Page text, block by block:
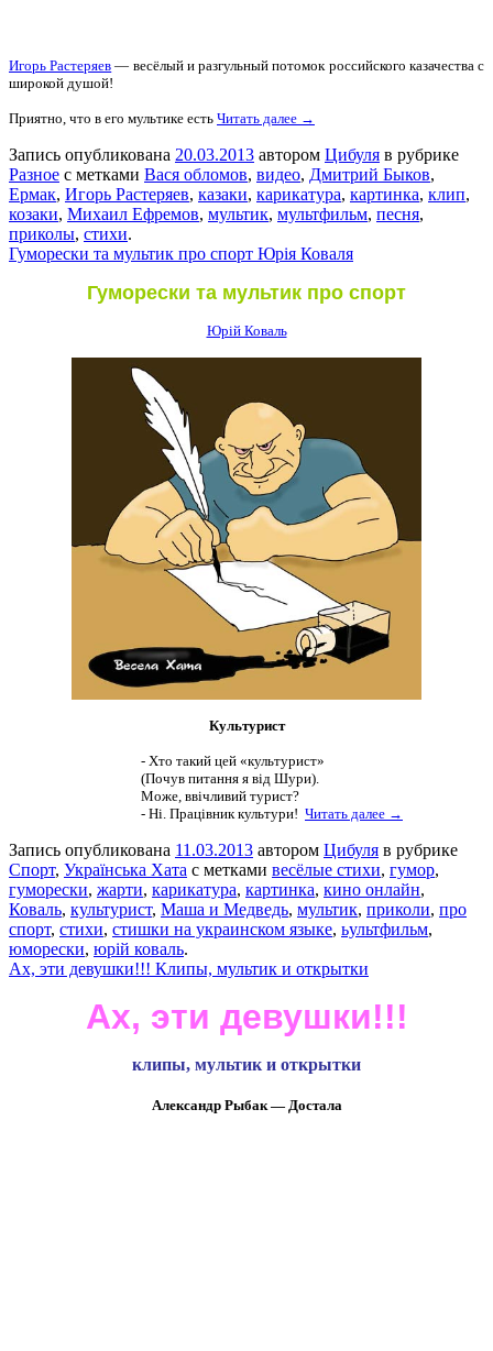
Игорь Растеряев — весёлый и разгульный потомок российского казачества с
широкой душой!
Приятно, что в его мультике есть Читать далее →
Запись опубликована 20.03.2013 автором Цибуля в рубрике
Разное с метками Вася обломов, видео, Дмитрий Быков,
Ермак, Игорь Растеряев, казаки, карикатура, картинка, клип,
козаки, Михаил Ефремов, мультик, мультфильм, песня,
приколы, стихи.
Гуморески та мультик про спорт Юрія Коваля
Гуморески та мультик про спорт
Юрій Коваль
Культурист
- Хто такий цей «культурист»
(Почув питання я від Шури).
Може, ввічливий турист?
- Ні. Працівник культури! Читать далее →
Запись опубликована 11.03.2013 автором Цибуля в рубрике
Спорт, Українська Хата с метками весёлые стихи, гумор,
гуморески, жарти, карикатура, картинка, кино онлайн,
Коваль, культурист, Маша и Медведь, мультик, приколи, про
спорт, стихи, стишки на украинском языке, ьультфильм,
юморески, юрій коваль.
Ах, эти девушки!!! Клипы, мультик и открытки
Ах, эти девушки!!!
клипы, мультик и открытки
Александр Рыбак — Достала